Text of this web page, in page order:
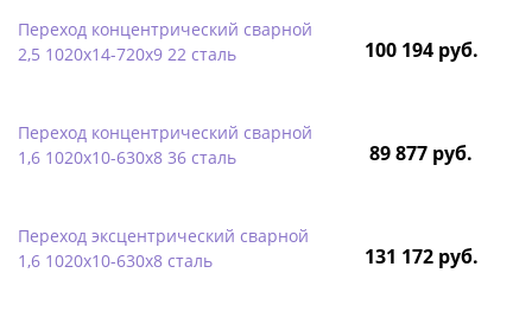
Переход концентрический сварной
2,5 1020х14-720х9 22 сталь
100 194 руб.
Переход концентрический сварной
1,6 1020х10-630х8 36 сталь
89 877 руб.
Переход эксцентрический сварной
1,6 1020х10-630х8 сталь
131 172 руб.